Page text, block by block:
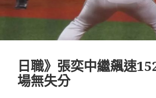
日職》張奕中繼飆速
場無失分